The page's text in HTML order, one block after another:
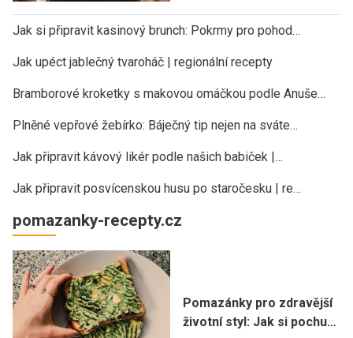
Jak si připravit kasinový brunch: Pokrmy pro pohod…
Jak upéct jablečný tvaroháč | regionální recepty
Bramborové kroketky s makovou omáčkou podle Anuše…
Plněné vepřové žebírko: Báječný tip nejen na sváte…
Jak připravit kávový likér podle našich babiček |…
Jak připravit posvícenskou husu po staročesku | re…
pomazanky-recepty.cz
Pomazánky pro zdravější
životní styl: Jak si pochu…